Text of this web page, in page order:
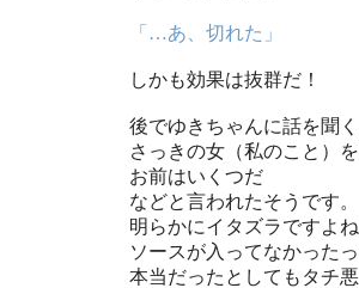
「…あ、切れた」
しかも効果は抜群だ！
後でゆきちゃんに話を聞
さっきの女（私のこと）
お前はいくつだ
などと言われたそうです。
明らかにイタズラですよね
ソースが入ってなかった
本当だったとしてもタチ悪